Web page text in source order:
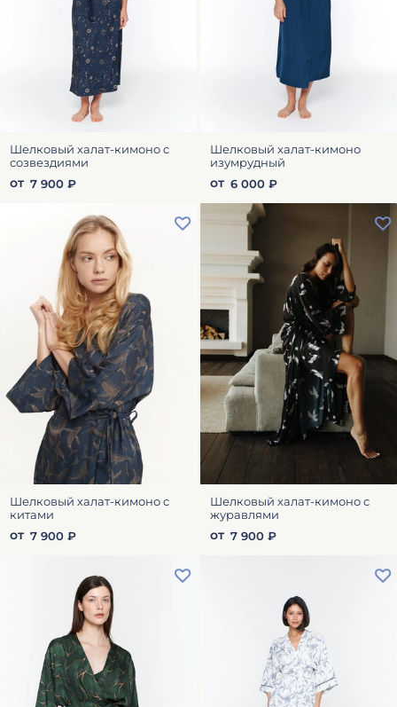
Шелковый халат-кимоно с
созвездиями
от 7 900 ₽
Шелковый халат-кимоно
изумрудный
от 6 000 ₽
Шелковый халат-кимоно с
китами
от 7 900 ₽
Шелковый халат-кимоно с
журавлями
от 7 900 ₽